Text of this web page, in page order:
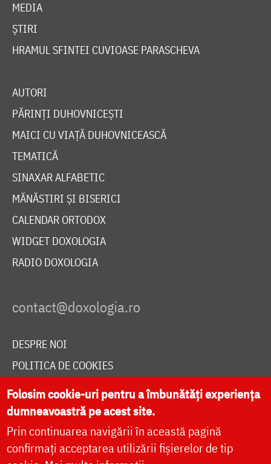
MEDIA
ȘTIRI
HRAMUL SFINTEI CUVIOASE PARASCHEVA
AUTORI
PĂRINȚI DUHOVNICEȘTI
MAICI CU VIAȚĂ DUHOVNICEASCĂ
TEMATICĂ
SINAXAR ALFABETIC
MĂNĂSTIRI ȘI BISERICI
CALENDAR ORTODOX
WIDGET DOXOLOGIA
RADIO DOXOLOGIA
DESPRE NOI
POLITICA DE COOKIES
DONEAZĂ ONLINE PENTRU CATEDRALA NAȚIONALĂ
LIVE
Folosim cookie-uri pentru a îmbunătăți experiența
dumneavoastră pe acest site.
Prin continuarea navigării în această pagină
confirmați acceptarea utilizării fișierelor de tip